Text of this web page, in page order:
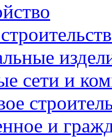
сети и
и